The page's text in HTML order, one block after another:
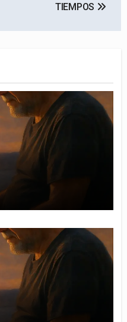
TIEMPOS